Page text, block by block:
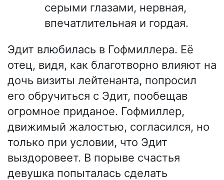
серыми глазами, нервная,
впечатлительная и гордая.
Эдит влюбилась в Гофмиллера. Её
отец, видя, как благотворно влияют на
дочь визиты лейтенанта, попросил
его обручиться с Эдит, пообещав
огромное приданое. Гофмиллер,
движимый жалостью, согласился, но
только при условии, что Эдит
выздоровеет. В порыве счастья
девушка попыталась сделать